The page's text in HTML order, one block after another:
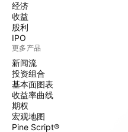
经济
收益
股利
IPO
更多产品
新闻流
投资组合
基本面图表
收益率曲线
期权
宏观地图
Pine Script®